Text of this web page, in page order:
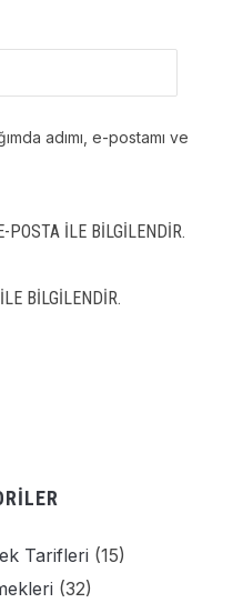
adımı, e-postamı ve
POSTA ILE BILGILENDIR.
BILGILENDIR.
Tarifleri (15)
(32)